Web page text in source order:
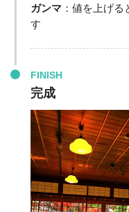
ガンマ：値を上げる
す
FINISH
完成